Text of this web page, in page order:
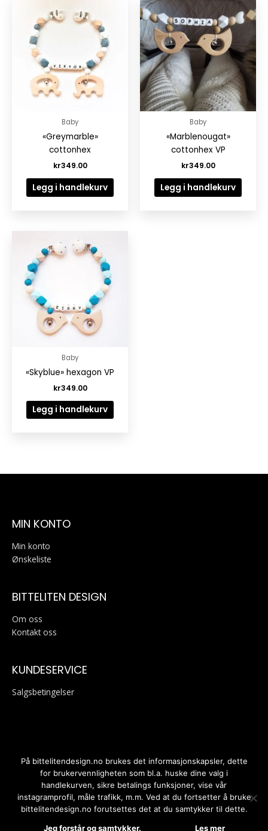
Baby
«Greymarble»
cottonhex
kr349.00
Legg i handlekurv
Baby
«Marblenougat»
cottonhex VP
kr349.00
Legg i handlekurv
Baby
«Skyblue» hexagon VP
kr349.00
Legg i handlekurv
MIN KONTO
Min konto
Ønskeliste
BITTELITEN DESIGN
Om oss
Kontakt oss
KUNDESERVICE
Salgsbetingelser
Personvernerklæring
Kopirett © 2026Bitteliten Design| Bygd avGartit Creative
AS
På bittelitendesign.no brukes det informasjonskapsler, dette
for brukervennligheten som bl.a. huske dine valg i
handlekurven, sikre betalings funksjoner, vise vår
instagramprofil, måle trafikk, m.m. Ved at du fortsetter å bruke
bittelitendesign.no forutsettes det at du samtykker til dette.
Jeg forstår og samtykker.
Les mer